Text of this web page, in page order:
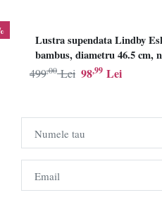
Lustra supendata Lindby
bambus, diametru 46.5 cm,
E27
98,99 Lei
499,00 Lei
Numele tau
Email